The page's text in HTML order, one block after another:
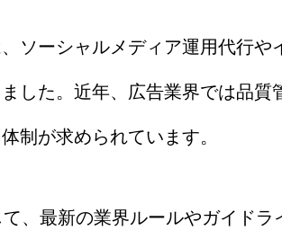
ソーシャルメディア運用代行や
した。近年、広告業界では品質
制が求められています。
、最新の業界ルールやガイド